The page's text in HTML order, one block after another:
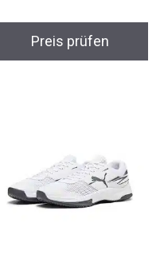
Preis prüfen